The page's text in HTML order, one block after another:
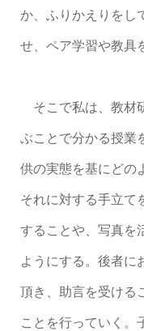
か、ふりかえりをし
せ、ペア学習や教具
そこで私は、教材
ぶことで分かる授業
供の実態を基にどの
それに対する手立て
することや、写真を
ようにする。後者に
頂き、助言を受ける
ことを行っていく。